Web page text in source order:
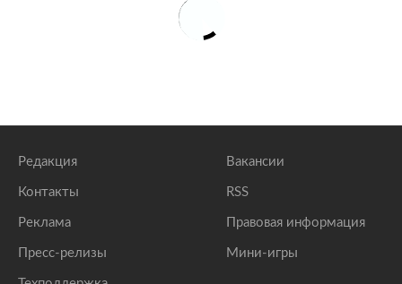
Редакция
Контакты
Реклама
Пресс-релизы
Вакансии
RSS
Правовая информация
Мини-игры